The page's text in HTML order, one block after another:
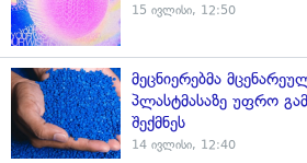
15 ივლისი, 12:50
მეცნიერებმა
პლასტმასაზე უფრო
შექმნეს
14 ივლისი, 12:40